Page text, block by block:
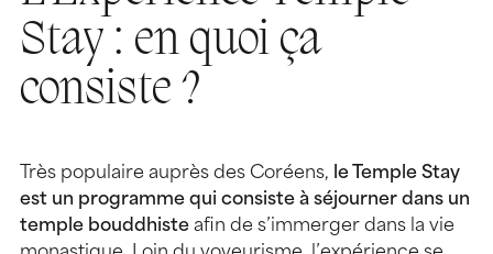
Stay : en quoi ça
consiste ?
Très populaire auprès des Coréens, le Temple Stay
est un programme qui consiste à séjourner dans un
temple bouddhiste afin de s’immerger dans la vie